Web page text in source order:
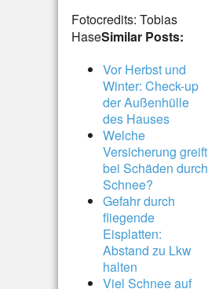
Fotocredits: Tobias
HaseSimilar Posts:
Vor Herbst und
Winter: Check-up
der Außenhülle
des Hauses
Welche
Versicherung greift
bei Schäden durch
Schnee?
Gefahr durch
fliegende
Eisplatten:
Abstand zu Lkw
halten
Viel Schnee auf